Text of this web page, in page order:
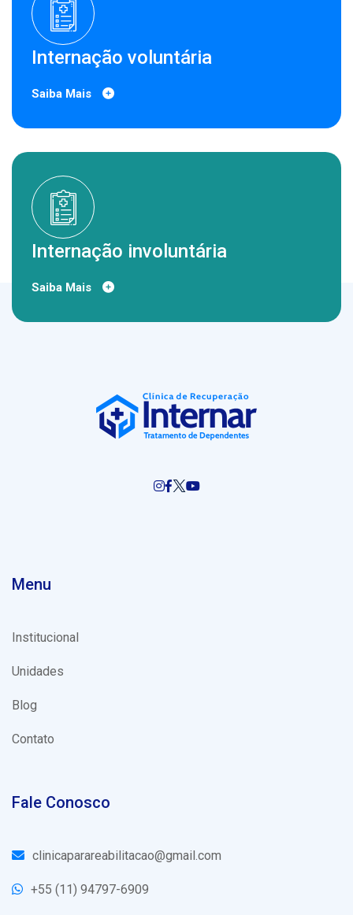
Internação voluntária
Saiba Mais
Internação involuntária
Saiba Mais
Menu
Institucional
Unidades
Blog
Contato
Fale Conosco
clinicaparareabilitacao@gmail.com
+55 (11) 94797-6909